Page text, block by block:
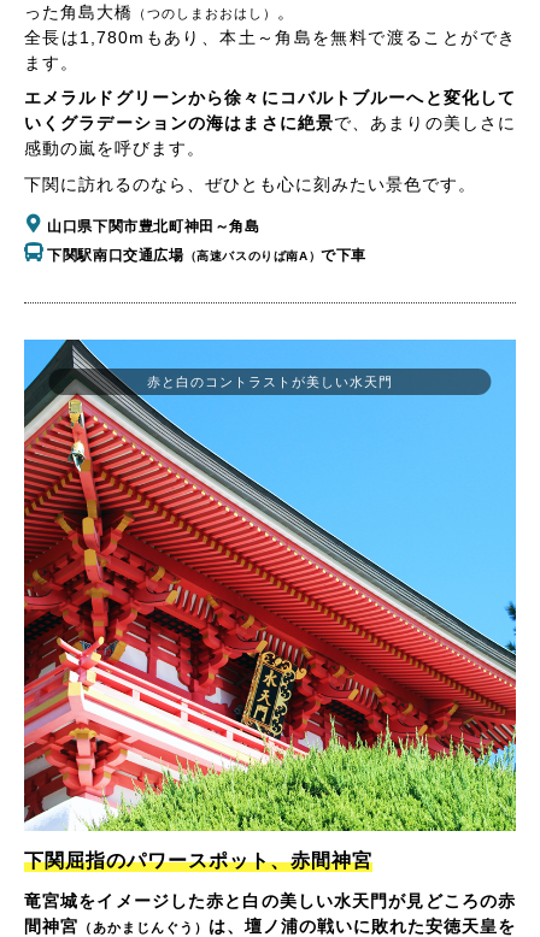
った角島大橋 （つのしまおおはし）
。
全長は1,780mもあり、本土～角島を無料で渡ることができ
ます。
エメラルドグリーンから徐々にコバルトブルーへと変化して
いくグラデーションの海はまさに絶景で、あまりの美しさに
感動の嵐を呼びます。
下関に訪れるのなら、ぜひとも心に刻みたい景色です。
山口県下関市豊北町神田～角島
下関駅南口交通広場 （高速バスのりば南A）で下車
下関屈指のパワースポット、赤間神宮
竜宮城をイメージした赤と白の美しい水天門が見どころの赤
間神宮 （あかまじんぐう） は、壇ノ浦の戦いに敗れた安徳天皇を
赤と白のコントラストが美しい水天門